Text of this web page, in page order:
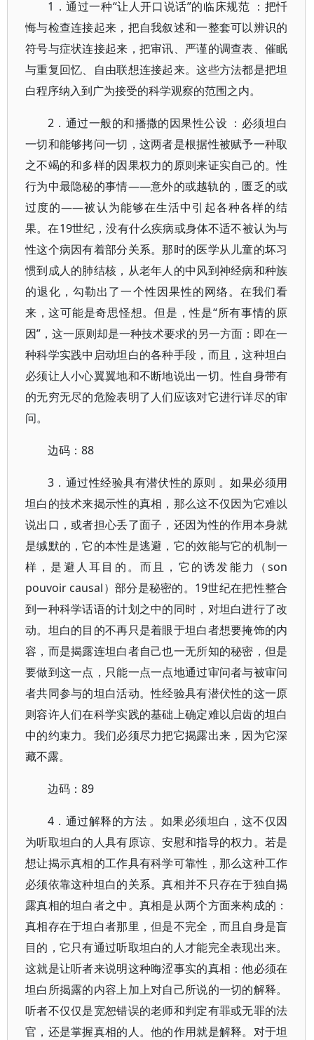
1．通过一种“让人开口说话”的临床规范 ：把忏
悔与检查连接起来，把自我叙述和一整套可以辨识的
符号与症状连接起来，把审讯、严谨的调查表、催眠
与重复回忆、自由联想连接起来。这些方法都是把坦
白程序纳入到广为接受的科学观察的范围之内。
2．通过一般的和播撒的因果性公设 ：必须坦白
一切和能够拷问一切，这两者是根据性被赋予一种取
之不竭的和多样的因果权力的原则来证实自己的。性
行为中最隐秘的事情——意外的或越轨的，匮乏的或
过度的——被认为能够在生活中引起各种各样的结
果。在19世纪，没有什么疾病或身体不适不被认为与
性这个病因有着部分关系。那时的医学从儿童的坏习
惯到成人的肺结核，从老年人的中风到神经病和种族
的退化，勾勒出了一个性因果性的网络。在我们看
来，这可能是奇思怪想。但是，性是“所有事情的原
因”，这一原则却是一种技术要求的另一方面：即在一
种科学实践中启动坦白的各种手段，而且，这种坦白
必须让人小心翼翼地和不断地说出一切。性自身带有
的无穷无尽的危险表明了人们应该对它进行详尽的审
问。
边码：88
3．通过性经验具有潜伏性的原则 。如果必须用
坦白的技术来揭示性的真相，那么这不仅因为它难以
说出口，或者担心丢了面子，还因为性的作用本身就
是缄默的，它的本性是逃避，它的效能与它的机制一
样，是避人耳目的。而且，它的诱发能力（son
pouvoir causal）部分是秘密的。19世纪在把性整合
到一种科学话语的计划之中的同时，对坦白进行了改
动。坦白的目的不再只是着眼于坦白者想要掩饰的内
容，而是揭露连坦白者自己也一无所知的秘密，但是
要做到这一点，只能一点一点地通过审问者与被审问
者共同参与的坦白活动。性经验具有潜伏性的这一原
则容许人们在科学实践的基础上确定难以启齿的坦白
中的约束力。我们必须尽力把它揭露出来，因为它深
藏不露。
边码：89
4．通过解释的方法 。如果必须坦白，这不仅因
为听取坦白的人具有原谅、安慰和指导的权力。若是
想让揭示真相的工作具有科学可靠性，那么这种工作
必须依靠这种坦白的关系。真相并不只存在于独自揭
露真相的坦白者之中。真相是从两个方面来构成的：
真相存在于坦白者那里，但是不完全，而且自身是盲
目的，它只有通过听取坦白的人才能完全表现出来。
这就是让听者来说明这种晦涩事实的真相：他必须在
坦白所揭露的内容上加上对自己所说的一切的解释。
听者不仅仅是宽恕错误的老师和判定有罪或无罪的法
官，还是掌握真相的人。他的作用就是解释。对于坦